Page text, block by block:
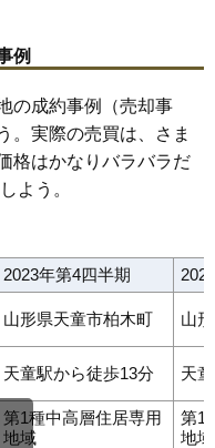
例
の成約事例（売却事
。実際の売買は、さま
格はかなりバラバラだ
よう。
2023年第4四半期
山形県天童市柏木町 山
天童駅から徒歩13分 天
第1種中高層住居専用
地域
第1
地域